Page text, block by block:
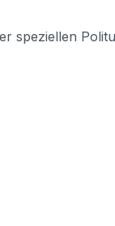
speziellen